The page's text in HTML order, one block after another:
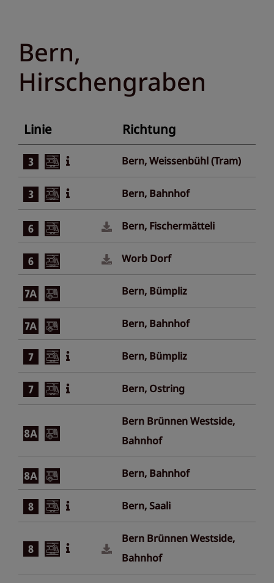
Bern,
Hirschengraben
Linie Richtung
Bern, Weissenbühl (Tram)
Bern, Bahnhof
Bern, Fischermätteli
Worb Dorf
Bern, Bümpliz
Bern, Bahnhof
Bern, Bümpliz
Bern, Ostring
Bern Brünnen Westside,
Bahnhof
Bern, Bahnhof
Bern, Saali
Bern Brünnen Westside,
Bahnhof